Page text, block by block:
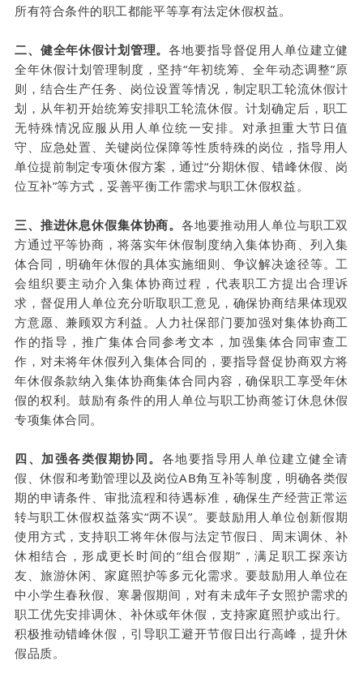
所有符合条件的职工都能平等享有法定休假权益。
二、健全年休假计划管理。各地要指导督促用人单位建立健
全年休假计划管理制度，坚持“年初统筹、全年动态调整”原
则，结合生产任务、岗位设置等情况，制定职工轮流休假计
划，从年初开始统筹安排职工轮流休假。计划确定后，职工
无特殊情况应服从用人单位统一安排。对承担重大节日值
守、应急处置、关键岗位保障等性质特殊的岗位，指导用人
单位提前制定专项休假方案，通过“分期休假、错峰休假、岗
位互补”等方式，妥善平衡工作需求与职工休假权益。
三、推进休息休假集体协商。各地要推动用人单位与职工双
方通过平等协商，将落实年休假制度纳入集体协商、列入集
体合同，明确年休假的具体实施细则、争议解决途径等。工
会组织要主动介入集体协商过程，代表职工方提出合理诉
求，督促用人单位充分听取职工意见，确保协商结果体现双
方意愿、兼顾双方利益。人力社保部门要加强对集体协商工
作的指导，推广集体合同参考文本，加强集体合同审查工
作，对未将年休假列入集体合同的，要指导督促协商双方将
年休假条款纳入集体协商集体合同内容，确保职工享受年休
假的权利。鼓励有条件的用人单位与职工协商签订休息休假
专项集体合同。
四、加强各类假期协同。 各地要指导用人单位建立健全请
假、休假和考勤管理以及岗位AB角互补等制度，明确各类假
期的申请条件、审批流程和待遇标准，确保生产经营正常运
转与职工休假权益落实“两不误”。要鼓励用人单位创新假期
使用方式，支持职工将年休假与法定节假日、周末调休、补
休相结合，形成更长时间的“组合假期”，满足职工探亲访
友、旅游休闲、家庭照护等多元化需求。要鼓励用人单位在
中小学生春秋假、寒暑假期间，对有未成年子女照护需求的
职工优先安排调休、补休或年休假，支持家庭照护或出行。
积极推动错峰休假，引导职工避开节假日出行高峰，提升休
假品质。